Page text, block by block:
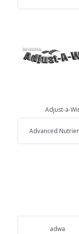
Adjust-a-
Advanced
adwa